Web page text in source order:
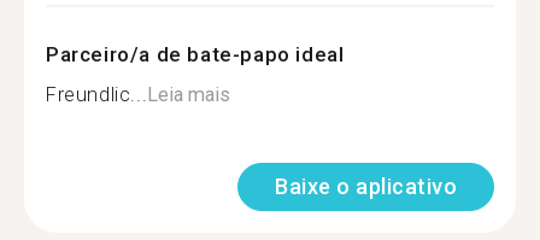
Parceiro/a de bate-papo ideal
Freundlic...Leia mais
Baixe o aplicativo